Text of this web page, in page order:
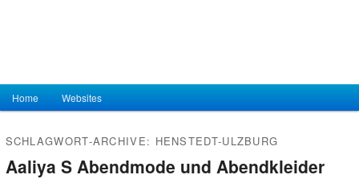
Hauptmenü
Zum Inhalt wechseln
Zum sekundären Inhalt wechseln
Home Websites
SCHLAGWORT-ARCHIVE: HENSTEDT-ULZBURG
Aaliya S Abendmode und Abendkleider